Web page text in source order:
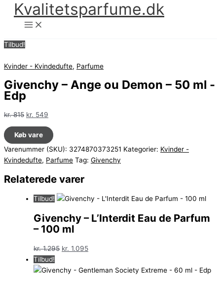
Kvalitetsparfume.dk
Tilbud!
Kvinder - Kvindedufte, Parfume
Givenchy – Ange ou Demon – 50 ml -
Edp
kr.815 Den
oprindelige
pris
var:
kr. 815.
kr. 549
pris
er:
kr. 549.
Køb vare
Varenummer (SKU): 3274870373251 Kategorier: Kvinder -
Kvindedufte, Parfume Tag: Givenchy
Relaterede varer
Tilbud!
Givenchy – L’Interdit Eau de Parfum
– 100 ml
kr.1.295 Den
pris
kr. 1.095Den
pris
Tilbud!